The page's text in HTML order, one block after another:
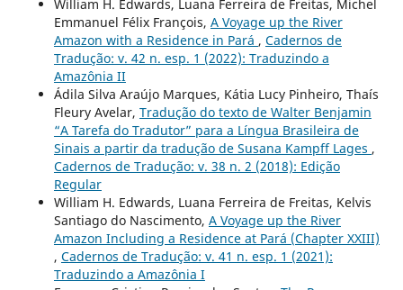
William H. Edwards, Luana Ferreira de Freitas, Michel
Emmanuel Félix François, A Voyage up the River
Amazon with a Residence in Pará , Cadernos de
Tradução: v. 42 n. esp. 1 (2022): Traduzindo a
Amazônia II
Ádila Silva Araújo Marques, Kátia Lucy Pinheiro, Thaís
Fleury Avelar, Tradução do texto de Walter Benjamin
“A Tarefa do Tradutor” para a Língua Brasileira de
Sinais a partir da tradução de Susana Kampff Lages ,
Cadernos de Tradução: v. 38 n. 2 (2018): Edição
Regular
William H. Edwards, Luana Ferreira de Freitas, Kelvis
Santiago do Nascimento, A Voyage up the River
Amazon Including a Residence at Pará (Chapter XXIII)
, Cadernos de Tradução: v. 41 n. esp. 1 (2021):
Traduzindo a Amazônia I